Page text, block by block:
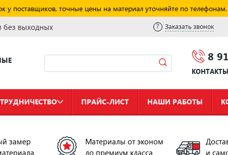
у поставщиков, точные цены на материал уточняйте по телефонам.
без выходных Заказать звонок
8
ПРАЙС-ЛИСТ НАШИ РАБОТЫ
замер
Материалы от эконом
до премиум класса
и